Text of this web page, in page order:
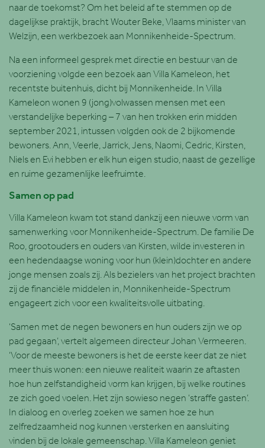
naar de toekomst? Om het beleid af te stemmen op de
dagelijkse praktijk, bracht Wouter Beke, Vlaams minister van
Welzijn, een werkbezoek aan Monnikenheide-Spectrum.
Na een informeel gesprek met directie en bestuur van de
voorziening volgde een bezoek aan Villa Kameleon, het
recentste buitenhuis, dicht bij Monnikenheide. In Villa
Kameleon wonen 9 (jong)volwassen mensen met een
verstandelijke beperking – 7 van hen trokken erin midden
september 2021, intussen volgden ook de 2 bijkomende
bewoners. Ann, Veerle, Jarrick, Jens, Naomi, Cedric, Kirsten,
Niels en Evi hebben er elk hun eigen studio, naast de gezellige
en ruime gezamenlijke leefruimte.
Samen op pad
Villa Kameleon kwam tot stand dankzij een nieuwe vorm van
samenwerking voor Monnikenheide-Spectrum. De familie De
Roo, grootouders en ouders van Kirsten, wilde investeren in
een hedendaagse woning voor hun (klein)dochter en andere
jonge mensen zoals zij. Als bezielers van het project brachten
zij de financiële middelen in, Monnikenheide-Spectrum
engageert zich voor een kwaliteitsvolle uitbating.
‘Samen met de negen bewoners en hun ouders zijn we op
pad gegaan’, vertelt algemeen directeur Johan Vermeeren.
‘Voor de meeste bewoners is het de eerste keer dat ze niet
meer thuis wonen: een nieuwe realiteit waarin ze aftasten
hoe hun zelfstandigheid vorm kan krijgen, bij welke routines
ze zich goed voelen. Het zijn sowieso negen ‘straffe gasten’.
In dialoog en overleg zoeken we samen hoe ze hun
zelfredzaamheid nog kunnen versterken en aansluiting
vinden bij de lokale gemeenschap. Villa Kameleon geniet